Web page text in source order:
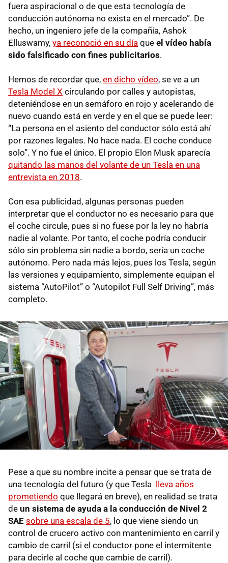
fuera aspiracional o de que esta tecnología de
conducción autónoma no exista en el mercado”. De
hecho, un ingeniero jefe de la compañía, Ashok
Elluswamy, ya reconoció en su día que el vídeo había
sido falsificado con fines publicitarios.
Hemos de recordar que, en dicho vídeo, se ve a un
Tesla Model X circulando por calles y autopistas,
deteniéndose en un semáforo en rojo y acelerando de
nuevo cuando está en verde y en el que se puede leer:
“La persona en el asiento del conductor sólo está ahí
por razones legales. No hace nada. El coche conduce
solo”. Y no fue el único. El propio Elon Musk aparecía
quitando las manos del volante de un Tesla en una
entrevista en 2018.
Con esa publicidad, algunas personas pueden
interpretar que el conductor no es necesario para que
el coche circule, pues si no fuese por la ley no habría
nadie al volante. Por tanto, el coche podría conducir
sólo sin problema sin nadie a bordo, sería un coche
autónomo. Pero nada más lejos, pues los Tesla, según
las versiones y equipamiento, simplemente equipan el
sistema “AutoPilot” o “Autopilot Full Self Driving”, más
completo.
Pese a que su nombre incite a pensar que se trata de
una tecnología del futuro (y que Tesla lleva años
prometiendo que llegará en breve), en realidad se trata
de un sistema de ayuda a la conducción de Nivel 2
SAE sobre una escala de 5, lo que viene siendo un
control de crucero activo con mantenimiento en carril y
cambio de carril (si el conductor pone el intermitente
para decirle al coche que cambie de carril).